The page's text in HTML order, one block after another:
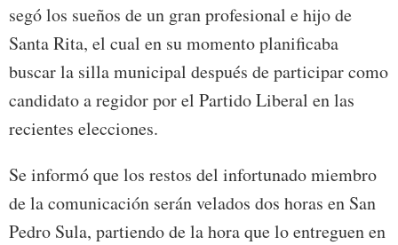
segó los sueños de un gran profesional e hijo de
Santa Rita, el cual en su momento planificaba
buscar la silla municipal después de participar como
candidato a regidor por el Partido Liberal en las
recientes elecciones.
Se informó que los restos del infortunado miembro
de la comunicación serán velados dos horas en San
Pedro Sula, partiendo de la hora que lo entreguen en